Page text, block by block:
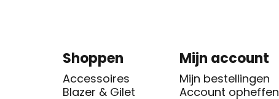
Shoppen
Accessoires
Blazer & Gilet
Mijn account
Mijn bestellingen
Account opheffen